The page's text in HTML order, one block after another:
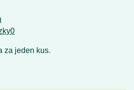
0
za jeden kus.